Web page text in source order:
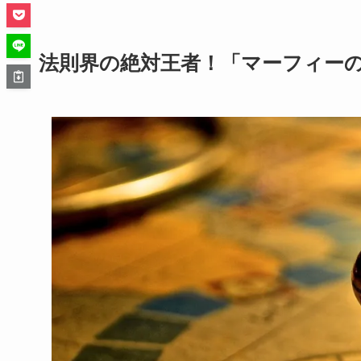
法則界の絶対王者！「マーフィー